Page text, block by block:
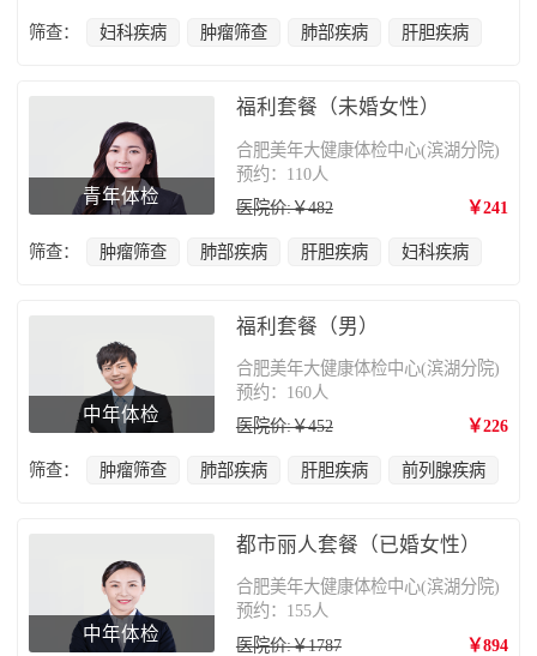
筛查： 妇科疾病 肿瘤筛查 肺部疾病 肝胆疾病
青年体检
福利套餐（未婚女性）
合肥美年大健康体检中心(滨湖分院)
预约：110人
医院价:￥482
￥241
筛查： 肿瘤筛查 肺部疾病 肝胆疾病 妇科疾病
中年体检
福利套餐（男）
合肥美年大健康体检中心(滨湖分院)
预约：160人
医院价:￥452
￥226
筛查： 肿瘤筛查 肺部疾病 肝胆疾病 前列腺疾病
中年体检
都市丽人套餐（已婚女性）
合肥美年大健康体检中心(滨湖分院)
预约：155人
医院价:￥1787
￥894